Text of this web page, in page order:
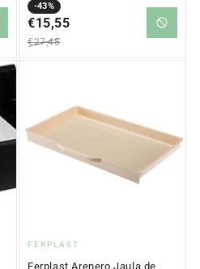
-43%
Prix
en
solde
€15,55
Prix
régulier
€27,48
Fournisseur
:
FERPLAST
Ferplast Arenero Jaula de